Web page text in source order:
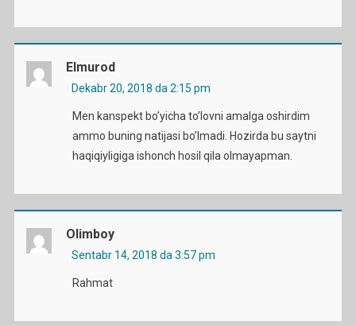
Elmurod
Dekabr 20, 2018 da 2:15 pm
Men kanspekt bo’yicha to’lovni amalga oshirdim
ammo buning natijasi bo’lmadi. Hozirda bu saytni
haqiqiyligiga ishonch hosil qila olmayapman.
Olimboy
Sentabr 14, 2018 da 3:57 pm
Rahmat